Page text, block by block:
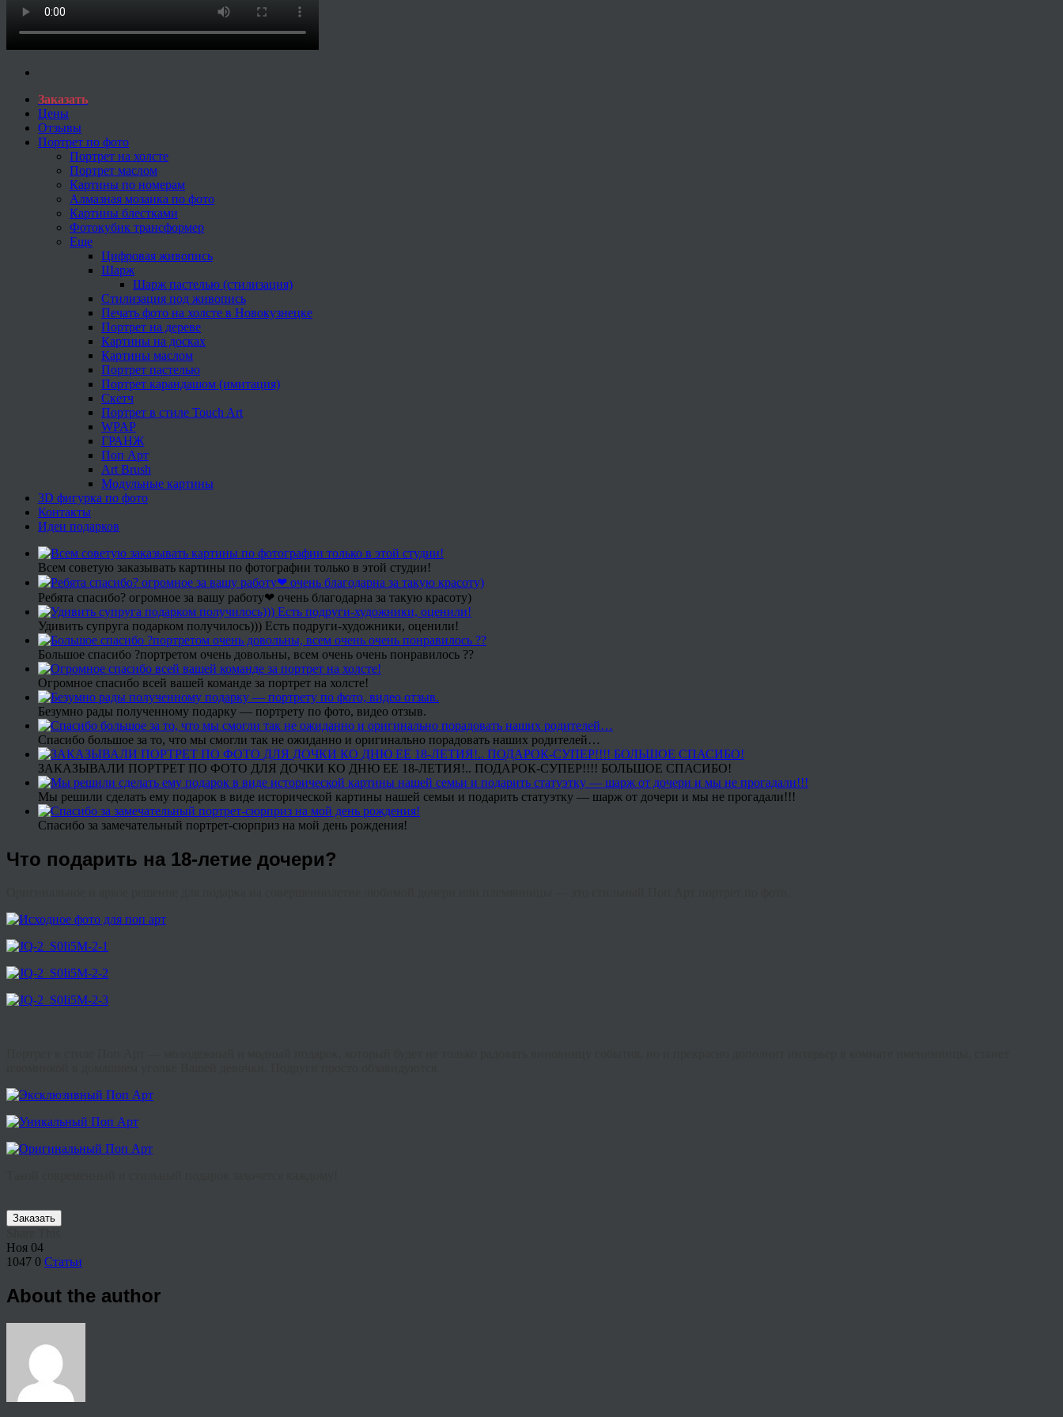
Заказать
Цены
Отзывы
Портрет по фото
Портрет на холсте
Портрет маслом
Картины по номерам
Алмазная мозаика по фото
Картины блестками
Фотокубик трансформер
Еще
Цифровая живопись
Шарж
Шарж пастелью (стилизация)
Стилизация под живопись
Печать фото на холсте в Новокузнецке
Портрет на дереве
Картины на досках
Картины маслом
Портрет пастелью
Портрет карандашом (имитация)
Скетч
Портрет в стиле Touch Art
WPAP
ГРАНЖ
Поп Арт
Art Brush
Модульные картины
3D фигурка по фото
Контакты
Идеи подарков
Всем советую заказывать картины по фотографии только в этой студии!
Ребята спасибо? огромное за вашу работу❤ очень благодарна за такую красоту)
Удивить супруга подарком получилось))) Есть подруги-художники, оценили!
Большое спасибо ?портретом очень довольны, всем очень очень понравилось ??
Огромное спасибо всей вашей команде за портрет на холсте!
Безумно рады полученному подарку — портрету по фото, видео отзыв.
Спасибо большое за то, что мы смогли так не ожиданно и оригинально порадовать наших родителей…
ЗАКАЗЫВАЛИ ПОРТРЕТ ПО ФОТО ДЛЯ ДОЧКИ КО ДНЮ ЕЕ 18-ЛЕТИЯ!.. ПОДАРОК-СУПЕР!!!! БОЛЬШОЕ СПАСИБО!
Мы решили сделать ему подарок в виде исторической картины нашей семьи и подарить статуэтку — шарж от дочери и мы не прогадали!!!
Спасибо за замечательный портрет-сюрприз на мой день рождения!
Что подарить на 18-летие дочери?
Заказать
Ноя 04
1047 0 Статьи
About the author